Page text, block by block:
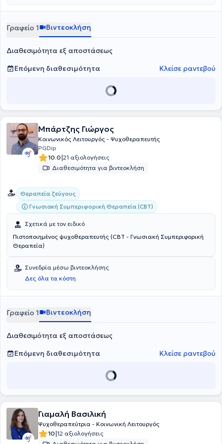
explorative minds: A co-operative inquiry of HELASYTH on its’
οποίο οι συστημικοί θεραπευτές αντιλαμβάνονται την
επαγγελματική τους ταυτότητα και τις προκλήσεις της.
Γραφείο 1 Βιντεοκλήση
Διαθεσιμότητα εξ αποστάσεως
Επόμενη διαθεσιμότητα
Κλείσε ραντεβού
Μπάρτζης Γιώργος
Κοινωνικός Λειτουργός - Ψυχοθεραπευτής
PGDip
10.0|21 αξιολογήσεις
Διαθεσιμότητα για βιντεοκλήση
Θεραπεία ζεύγους
Γνωσιακή Συμπεριφορική Θεραπεία (CBT)
Σχετικά με τον ειδικό
Πιστοποιημένος ψυχοθεραπευτής (CBT - Γνωσιακή Συμπεριφορική
Θεραπεία)
Συνεδρία μέσω βιντεοκλήσης
Δες όλα τα κόστη
Γραφείο 1 Βιντεοκλήση
Διαθεσιμότητα εξ αποστάσεως
Επόμενη διαθεσιμότητα
Κλείσε ραντεβού
Γιαμαλή Βασιλική
Ψυχοθεραπεύτρια - Κοινωνική Λειτουργός
10|12 αξιολογήσεις